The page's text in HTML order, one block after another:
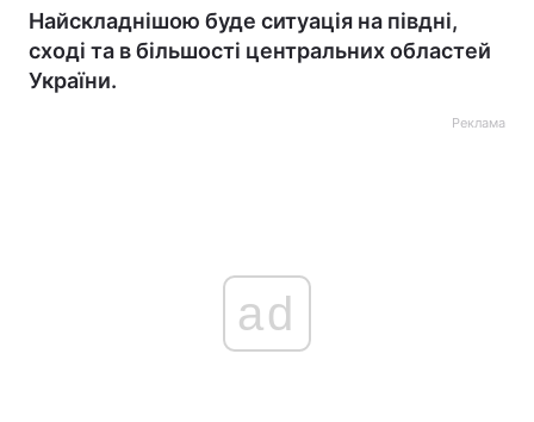
Найскладнішою буде ситуація на півдні,
сході та в більшості центральних областей
України.
Реклама
ad